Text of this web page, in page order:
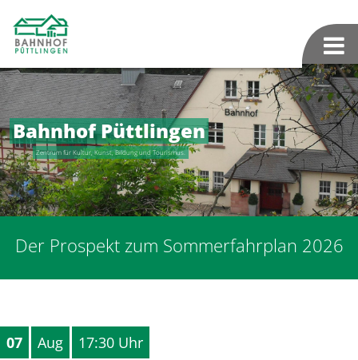
Bahnhof Püttlingen
Zentrum für Kultur, Kunst, Bildung und Tourismus.
Der Prospekt zum Sommerfahrplan 2026
07 Aug 17:30 Uhr